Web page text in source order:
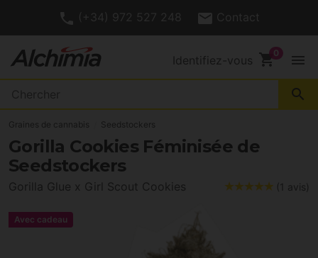
(+34) 972 527 248 Contact
Identifiez-vous shopping_cart menu
search
Graines de cannabis Seedstockers
Gorilla Cookies Féminisée de
Seedstockers
Gorilla Glue x Girl Scout Cookies (1 avis)
Avec cadeau